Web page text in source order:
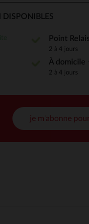
de
Point Relais
2 à 4 jours
À domicile
2 à 4 jours
je m'abonne pour